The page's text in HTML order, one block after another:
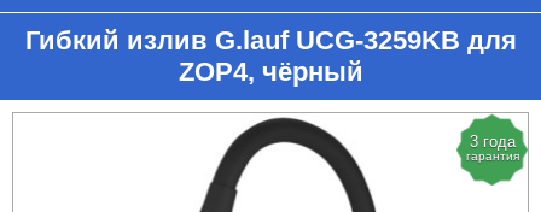
Гибкий излив G.lauf UCG-3259KB для
ZOP4, чёрный
3 года
гарантия